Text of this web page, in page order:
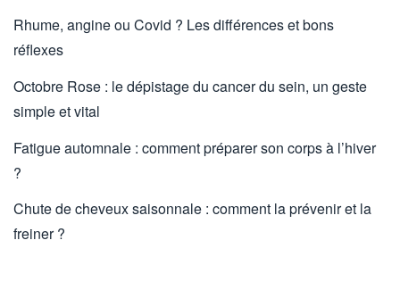
Rhume, angine ou Covid ? Les différences et bons
réflexes
Octobre Rose : le dépistage du cancer du sein, un geste
simple et vital
Fatigue automnale : comment préparer son corps à l’hiver
?
Chute de cheveux saisonnale : comment la prévenir et la
freiner ?